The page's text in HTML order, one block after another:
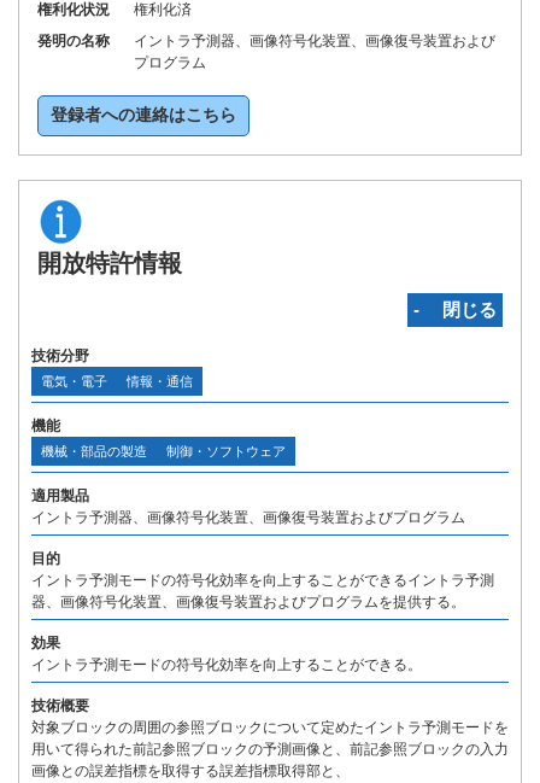
権利化状況
権利化済
発明の名称
イントラ予測器、画像符号化装置、画像復号装置および
プログラム
登録者への連絡はこちら
開放特許情報
‐ 閉じる
技術分野
電気・電子 情報・通信
機能
機械・部品の製造 制御・ソフトウェア
適用製品
イントラ予測器、画像符号化装置、画像復号装置およびプログラム
目的
イントラ予測モードの符号化効率を向上することができるイントラ予測
器、画像符号化装置、画像復号装置およびプログラムを提供する。
効果
イントラ予測モードの符号化効率を向上することができる。
技術概要
対象ブロックの周囲の参照ブロックについて定めたイントラ予測モードを
用いて得られた前記参照ブロックの予測画像と、前記参照ブロックの入力
画像との誤差指標を取得する誤差指標取得部と、